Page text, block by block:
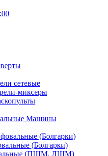
сетевые
миксеры
Машины
(Болгарки)